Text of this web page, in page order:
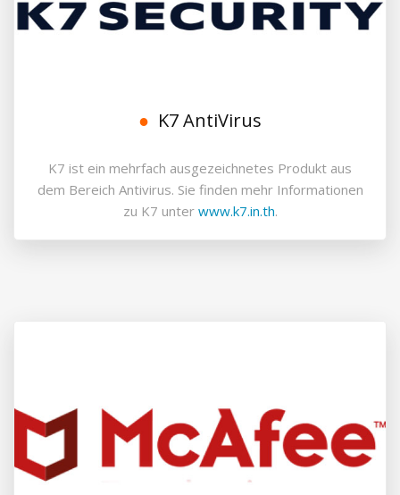
K7 AntiVirus
K7 ist ein mehrfach ausgezeichnetes Produkt aus
dem Bereich Antivirus. Sie finden mehr Informationen
zu K7 unter www.k7.in.th.